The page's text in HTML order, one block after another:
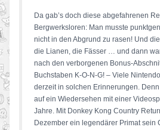
Da gab’s doch diese abgefahrenen
Bergwerksloren: Man musste
nicht in den Abgrund zu rasen! Und
die Lianen, die Fässer … und dann
nach den verborgenen Bonus-
Buchstaben K-O-N-G! – Viele
derzeit in solchen Erinnerungen.
auf ein Wiedersehen mit einer
Jahre. Mit Donkey Kong Country
Dezember ein legendärer Primat sein